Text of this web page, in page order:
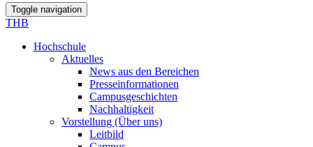
Toggle navigation
THB
Hochschule
Aktuelles
News aus den Bereichen
Presseinformationen
Campusgeschichten
Nachhaltigkeit
Vorstellung (Über uns)
Leitbild